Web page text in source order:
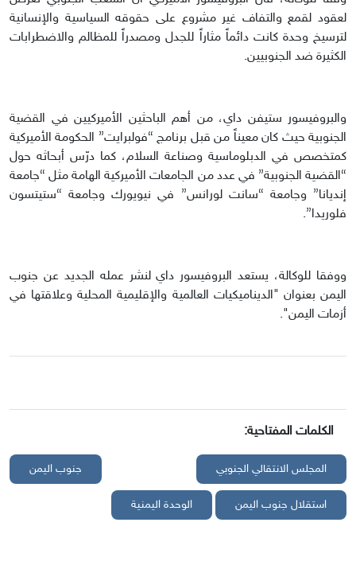
لعقود لقمع والتفاف غير مشروع على حقوقه السياسية والإنسانية
لترسيخ وحدة كانت دائماً مثاراً للجدل ومصدراً للمظالم والاضطرابات
الكثيرة ضد الجنوبيين.
والبروفيسور ستيفن داي، من أهم الباحثين الأميركيين في القضية
الجنوبية حيث كان معيناً من قبل برنامج “فولبرايت” الحكومة الأميركية
كمتخصص في الدبلوماسية وصناعة السلام، كما درّس أبحاثه حول
“القضية الجنوبية” في عدد من الجامعات الأميركية الهامة مثل “جامعة
إنديانا” وجامعة “سانت لورانس” في نيويورك وجامعة “ستيتسون
فلوريدا”.
ووفقا للوكالة، يستعد البروفيسور داي لنشر عمله الجديد عن جنوب
اليمن بعنوان "الديناميكيات العالمية والإقليمية المحلية وعلاقتها في
أزمات اليمن".
الكلمات المفتاحية:
المجلس الانتقالي الجنوبي جنوب اليمن
استقلال جنوب اليمن الوحدة اليمنية